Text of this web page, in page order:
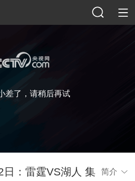
差了，请稍后再试
：雷霆VS湖人 集
简介